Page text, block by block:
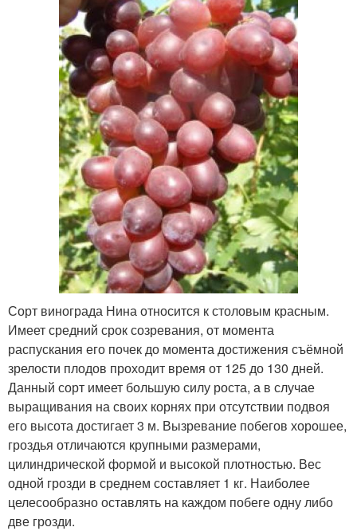
Сорт винограда Нина относится к столовым красным.
Имеет средний срок созревания, от момента
распускания его почек до момента достижения съёмной
зрелости плодов проходит время от 125 до 130 дней.
Данный сорт имеет большую силу роста, а в случае
выращивания на своих корнях при отсутствии подвоя
его высота достигает 3 м. Вызревание побегов хорошее,
гроздья отличаются крупными размерами,
цилиндрической формой и высокой плотностью. Вес
одной грозди в среднем составляет 1 кг. Наиболее
целесообразно оставлять на каждом побеге одну либо
две грозди.